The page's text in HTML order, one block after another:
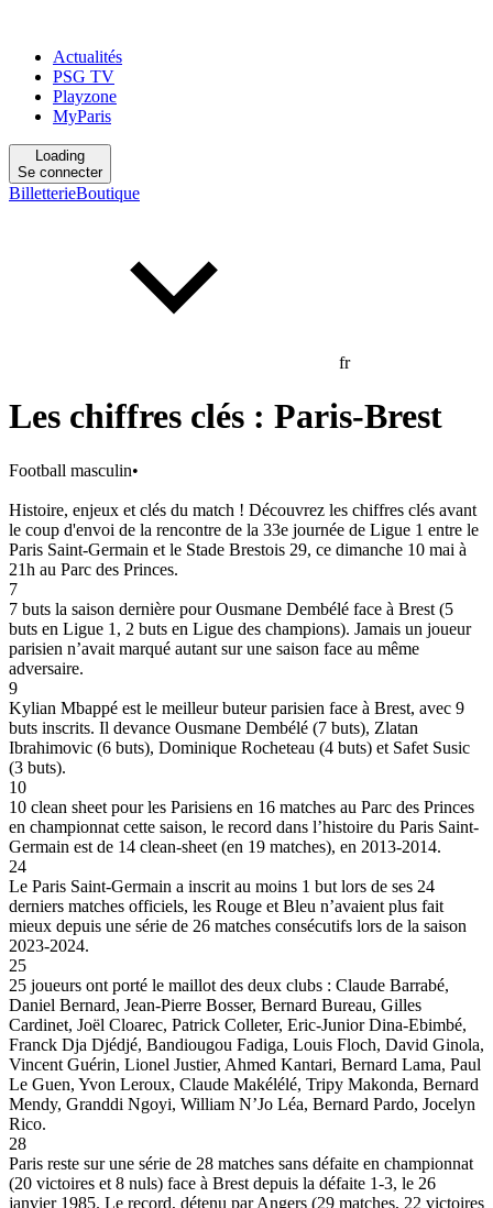
Actualités
PSG TV
Playzone
MyParis
Loading
Se connecter
BilletterieBoutique
fr
Les chiffres clés : Paris-Brest
Football masculin•
Histoire, enjeux et clés du match ! Découvrez les chiffres clés avant
le coup d'envoi de la rencontre de la 33e journée de Ligue 1 entre le
Paris Saint-Germain et le Stade Brestois 29, ce dimanche 10 mai à
21h au Parc des Princes.
7
7 buts la saison dernière pour Ousmane Dembélé face à Brest (5
buts en Ligue 1, 2 buts en Ligue des champions). Jamais un joueur
parisien n’avait marqué autant sur une saison face au même
adversaire.
9
Kylian Mbappé est le meilleur buteur parisien face à Brest, avec 9
buts inscrits. Il devance Ousmane Dembélé (7 buts), Zlatan
Ibrahimovic (6 buts), Dominique Rocheteau (4 buts) et Safet Susic
(3 buts).
10
10 clean sheet pour les Parisiens en 16 matches au Parc des Princes
en championnat cette saison, le record dans l’histoire du Paris Saint-
Germain est de 14 clean-sheet (en 19 matches), en 2013-2014.
24
Le Paris Saint-Germain a inscrit au moins 1 but lors de ses 24
derniers matches officiels, les Rouge et Bleu n’avaient plus fait
mieux depuis une série de 26 matches consécutifs lors de la saison
2023-2024.
25
25 joueurs ont porté le maillot des deux clubs : Claude Barrabé,
Daniel Bernard, Jean-Pierre Bosser, Bernard Bureau, Gilles
Cardinet, Joël Cloarec, Patrick Colleter, Eric-Junior Dina-Ebimbé,
Franck Dja Djédjé, Bandiougou Fadiga, Louis Floch, David Ginola,
Vincent Guérin, Lionel Justier, Ahmed Kantari, Bernard Lama, Paul
Le Guen, Yvon Leroux, Claude Makélélé, Tripy Makonda, Bernard
Mendy, Granddi Ngoyi, William N’Jo Léa, Bernard Pardo, Jocelyn
Rico.
28
Paris reste sur une série de 28 matches sans défaite en championnat
(20 victoires et 8 nuls) face à Brest depuis la défaite 1-3, le 26
janvier 1985. Le record, détenu par Angers (29 matches, 22 victoires